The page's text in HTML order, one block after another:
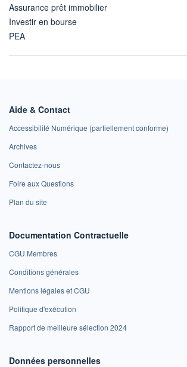
Assurance prêt immobilier
Investir en bourse
PEA
Aide & Contact
Accessibilité Numérique (partiellement conforme)
Archives
Contactez-nous
Foire aux Questions
Plan du site
Documentation Contractuelle
CGU Membres
Conditions générales
Mentions légales et CGU
Politique d'exécution
Rapport de meilleure sélection 2024
Données personnelles